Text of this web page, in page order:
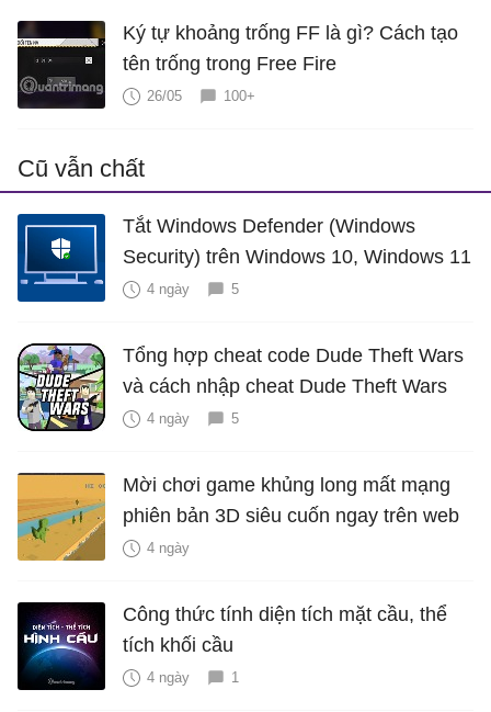
Ký tự khoảng trống FF là gì? Cách tạo
tên trống trong Free Fire
26/05 100+
Cũ vẫn chất
Tắt Windows Defender (Windows
Security) trên Windows 10, Windows 11
4 ngày 5
Tổng hợp cheat code Dude Theft Wars
và cách nhập cheat Dude Theft Wars
4 ngày 5
Mời chơi game khủng long mất mạng
phiên bản 3D siêu cuốn ngay trên web
4 ngày
Công thức tính diện tích mặt cầu, thể
tích khối cầu
4 ngày 1